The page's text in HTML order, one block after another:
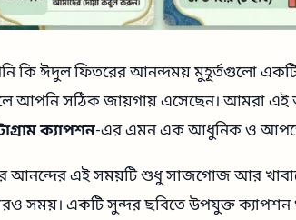
কি ঈদুল ফিতরের আনন্দময় মুহূর্তগুলো একটি
আপনি সঠিক জায়গায় এসেছেন। আমরা এই
ক্যাপশন-এর এমন এক আধুনিক ও
আনন্দের এই সময়টি শুধু সাজগোজ আর
সময়। একটি সুন্দর ছবিতে উপযুক্ত